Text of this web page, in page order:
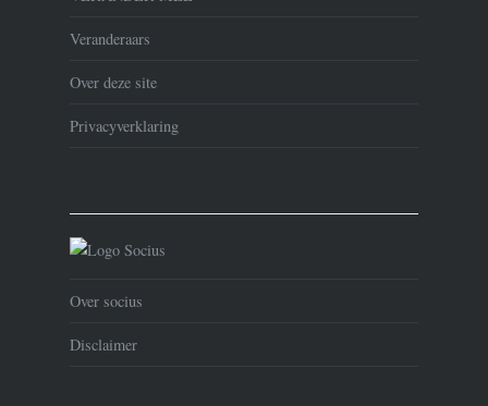
Veranderaars
Over deze site
Privacyverklaring
Over socius
Disclaimer